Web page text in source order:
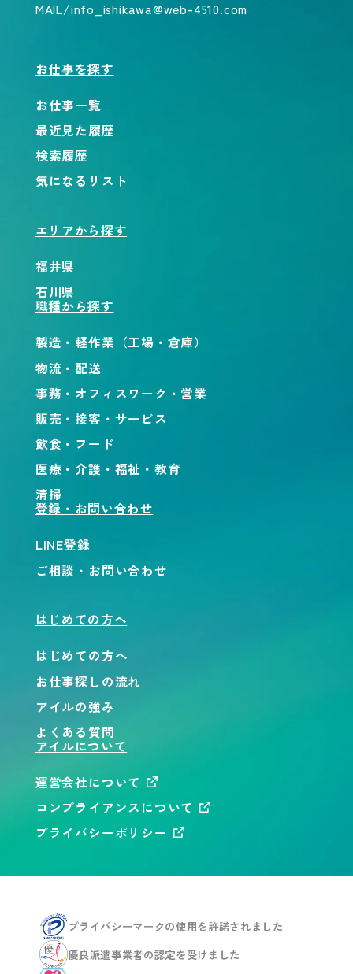
MAIL/info_ishikawa@web-4510.com
お仕事を探す
お仕事一覧
最近見た履歴
検索履歴
気になるリスト
エリアから探す
福井県
石川県
職種から探す
製造・軽作業（工場・倉庫）
物流・配送
事務・オフィスワーク・営業
販売・接客・サービス
飲食・フード
医療・介護・福祉・教育
清掃
登録・お問い合わせ
LINE登録
ご相談・お問い合わせ
はじめての方へ
はじめての方へ
お仕事探しの流れ
アイルの強み
よくある質問
アイルについて
運営会社について
コンプライアンスについて
プライバシーポリシー
プライバシーマークの使用を許諾されました
優良派遣事業者の認定を受けました